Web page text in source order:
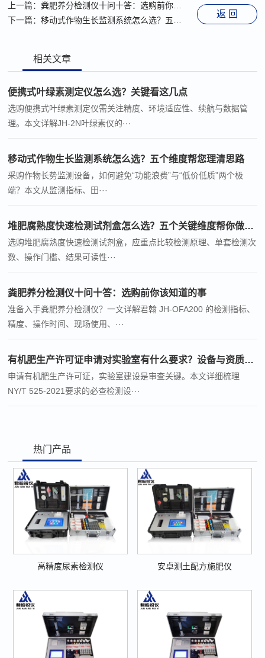
上一篇：粪肥养分检测仪十问十答：选购前你该知道的事
下一篇：移动式作物生长监测系统怎么选？五个维度帮您理清思路
返 回
相关文章
便携式叶绿素测定仪怎么选？关键看这几点
选购便携式叶绿素测定仪需关注精度、环境适应性、续航与数据管
理。本文详解JH-2N叶绿素仪的···
移动式作物生长监测系统怎么选？五个维度帮您理清思路
采购作物长势监测设备，如何避免“功能浪费”与“低价低质”两个极
端？本文从监测指标、田···
堆肥腐熟度快速检测试剂盒怎么选？五个关键维度帮你做决策
选购堆肥腐熟度快速检测试剂盒，应重点比较检测原理、单套检测次
数、操作门槛、结果可读性···
粪肥养分检测仪十问十答：选购前你该知道的事
准备入手粪肥养分检测仪？一文详解君翰 JH-OFA200 的检测指标、
精度、操作时间、现场使用、···
有机肥生产许可证申请对实验室有什么要求？设备与资质全梳理
申请有机肥生产许可证，实验室建设是审查关键。本文详细梳理
NY/T 525-2021要求的必查检测设···
热门产品
高精度尿素检测仪 安卓测土配方施肥仪